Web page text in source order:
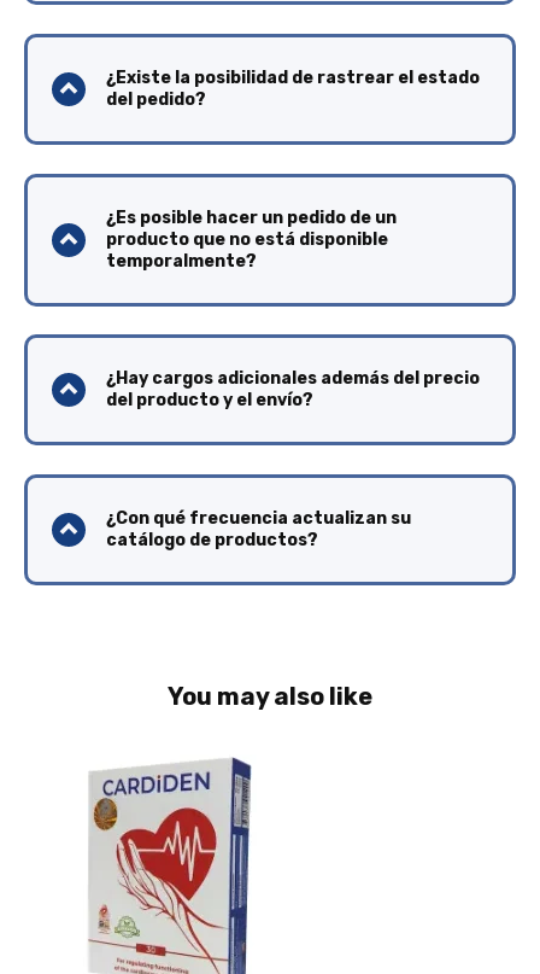
¿Existe la posibilidad de rastrear el estado
del pedido?
¿Es posible hacer un pedido de un
producto que no está disponible
temporalmente?
¿Hay cargos adicionales además del precio
del producto y el envío?
¿Con qué frecuencia actualizan su
catálogo de productos?
You may also like